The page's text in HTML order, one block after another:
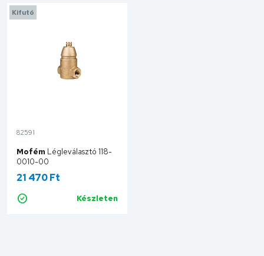
Kifutó
82591
Mofém Légleválasztó 118-
0010-00
21 470 Ft
Készleten
Kosárba